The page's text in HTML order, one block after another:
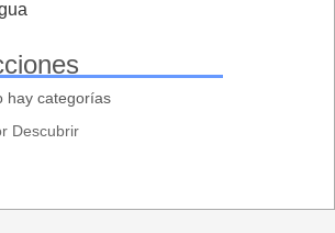
hay categorías
Descubrir